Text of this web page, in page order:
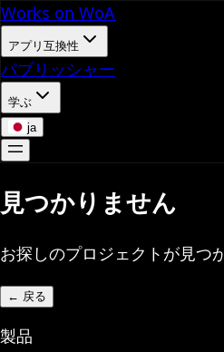
Works on WoA
アプリ互換性
パブリッシャー
学ぶ
ja
見つかりません
お探しのプロジェクトが見つ
← 戻る
製品